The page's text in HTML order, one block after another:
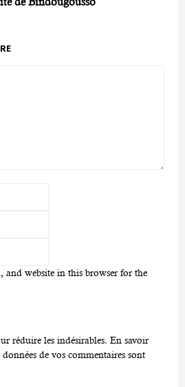
and website in this browser for the
réduire les indésirables. En savoir
de vos commentaires sont